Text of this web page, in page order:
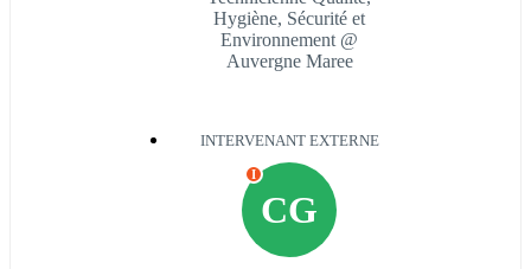
Hygiène, Sécurité et
Environnement @
Auvergne Maree
INTERVENANT EXTERNE
CG
I